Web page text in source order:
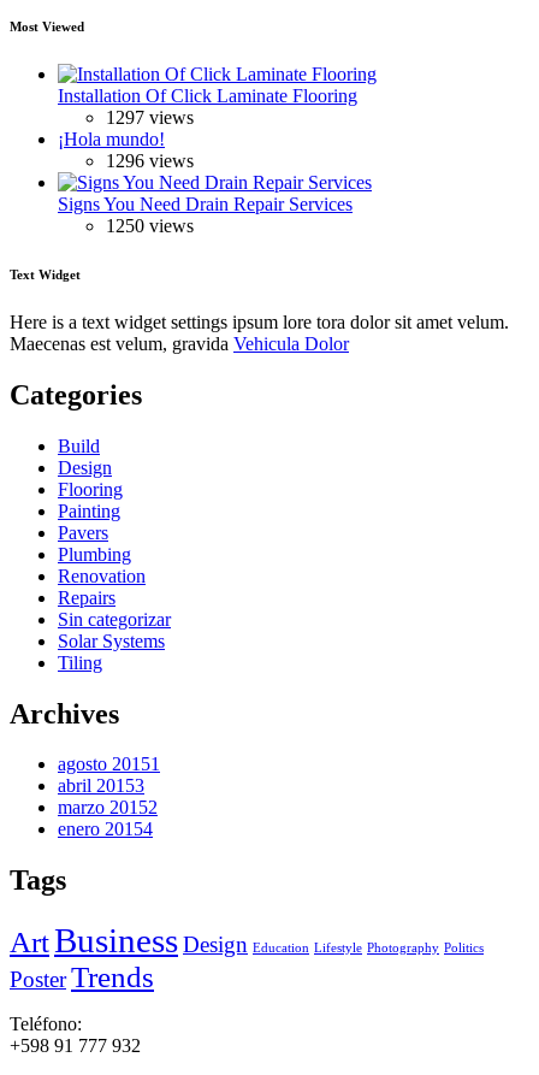
Most Viewed
Installation Of Click Laminate Flooring
1297 views
¡Hola mundo!
1296 views
Signs You Need Drain Repair Services
1250 views
Text Widget
Here is a text widget settings ipsum lore tora dolor sit amet velum.
Maecenas est velum, gravida Vehicula Dolor
Categories
Build
Design
Flooring
Painting
Pavers
Plumbing
Renovation
Repairs
Sin categorizar
Solar Systems
Tiling
Archives
agosto 20151
abril 20153
marzo 20152
enero 20154
Tags
ArtBusinessDesign Education Lifestyle Photography Politics
PosterTrends
Teléfono:
+598 91 777 932